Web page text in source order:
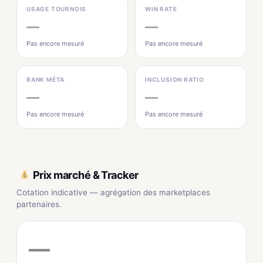
USAGE TOURNOIS
—
Pas encore mesuré
WIN RATE
—
Pas encore mesuré
RANK MÉTA
—
Pas encore mesuré
INCLUSION RATIO
—
Pas encore mesuré
Prix marché & Tracker
Cotation indicative — agrégation des marketplaces
partenaires.
—